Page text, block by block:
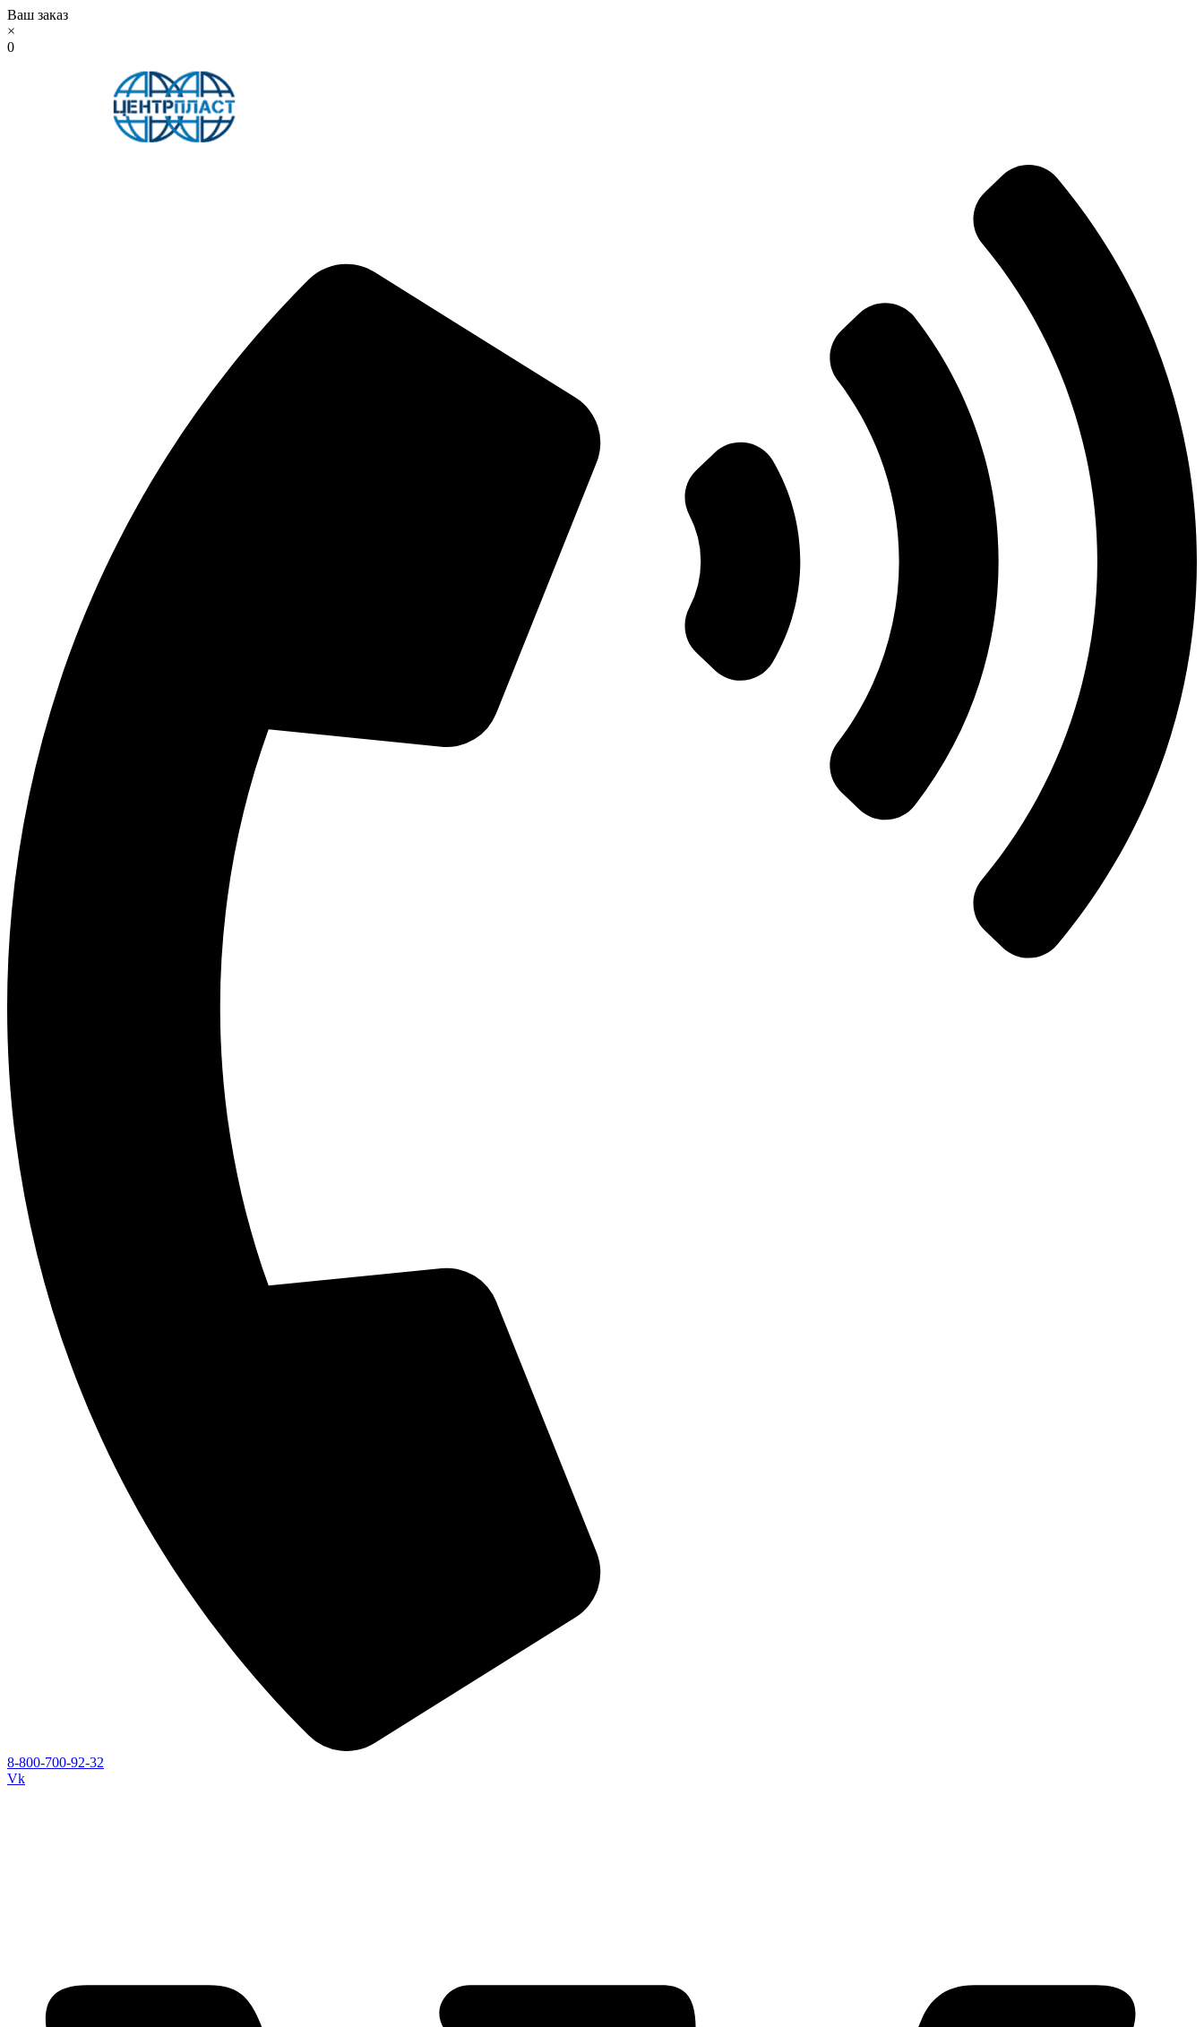
Ваш заказ
×
0
8-800-700-92-32
Vk